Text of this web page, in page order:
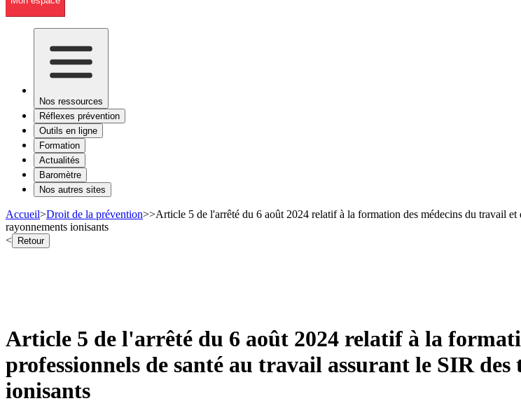
Nos ressources
Réflexes prévention
Outils en ligne
Formation
Actualités
Baromètre
Nos autres sites
Accueil>Droit de la prévention>>Article 5 de l'arrêté du 6 août 2024 relatif à la formation des médecins du travail
rayonnements ionisants
< Retour
Article 5 de l'arrêté du 6 août 2024 relatif à la
professionnels de santé au travail assurant le SIR
ionisants